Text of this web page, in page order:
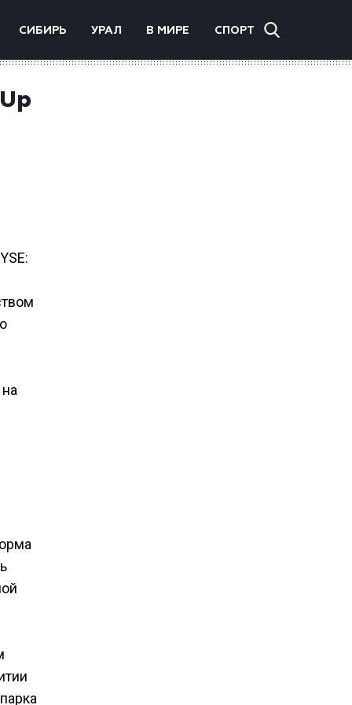
СИБИРЬ УРАЛ В МИРЕ СПОРТ